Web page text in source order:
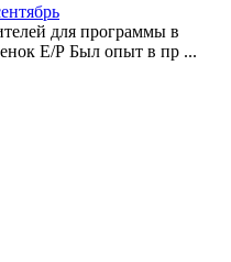
для программы в
Е/Р Был опыт в пр ...